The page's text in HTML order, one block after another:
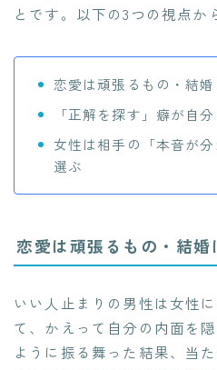
とです。以下の3つの視点か
恋愛は頑張るもの・結
「正解を探す」癖が自
女性は相手の「本音が
選ぶ
恋愛は頑張るもの・結
いい人止まりの男性は女性
て、かえって自分の内面を
ように振る舞った結果、当